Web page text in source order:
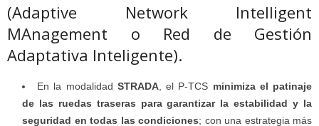
(Adaptive Network Intelligent
MAnagement o Red de Gestión
Adaptativa Inteligente).
En la modalidad STRADA, el P-TCS minimiza el patinaje
de las ruedas traseras para garantizar la estabilidad y la
seguridad en todas las condiciones; con una estrategia más